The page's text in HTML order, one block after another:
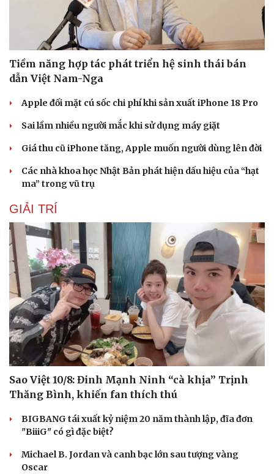
Văn hóa
Sân khấu - Điện ảnh
Văn học
Âm nhạc
Di sản
Giải trí
Nghệ sĩ
Thời trang
Sao Việt
Tiềm năng hợp tác phát triển hệ sinh thái bán
dẫn Việt Nam-Nga
Apple đối mặt cú sốc chi phí khi sản xuất iPhone 18 Pro
Sai lầm nhiều người mắc khi sử dụng máy giặt
Giá thu cũ iPhone tăng, Apple muốn người dùng lên đời
Các nhà khoa học Nhật Bản phát hiện dấu hiệu của “hạt
ma” trong vũ trụ
GIẢI TRÍ
Sao Việt 10/8: Đinh Mạnh Ninh “cà khịa” Trịnh
Thăng Bình, khiến fan thích thú
BIGBANG tái xuất kỷ niệm 20 năm thành lập, đĩa đơn
"BiiiG" có gì đặc biệt?
Michael B. Jordan và canh bạc lớn sau tượng vàng
Oscar